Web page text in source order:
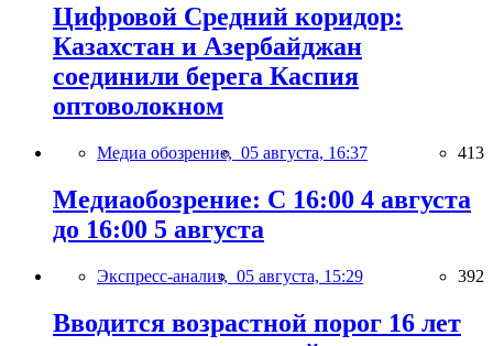
Цифровой Средний коридор:
Казахстан и Азербайджан
соединили берега Каспия
оптоволокном
Медиа обозрение, 05 августа, 16:37 413
Медиаобозрение: С 16:00 4 августа
до 16:00 5 августа
Экспресс-анализ, 05 августа, 15:29 392
Вводится возрастной порог 16 лет